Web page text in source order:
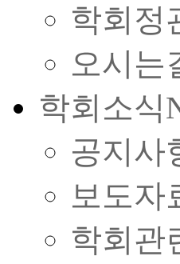
학회정
오시는
학회소식
공지사
보도자
학회관